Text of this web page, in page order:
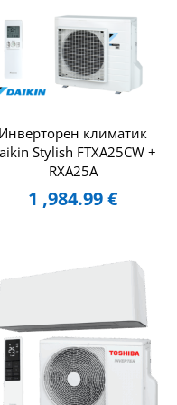
Инверторен климатик
Stylish FTXA25CW +
RXA25A
1 ,984.99€